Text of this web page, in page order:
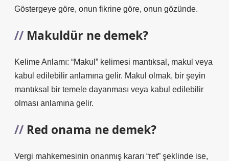
Göstergeye göre, onun fikrine göre, onun gözünde.
Makuldür ne demek?
Kelime Anlamı: “Makul” kelimesi mantıksal, makul veya
kabul edilebilir anlamına gelir. Makul olmak, bir şeyin
mantıksal bir temele dayanması veya kabul edilebilir
olması anlamına gelir.
Red onama ne demek?
Vergi mahkemesinin onanmış kararı “ret” şeklinde ise,